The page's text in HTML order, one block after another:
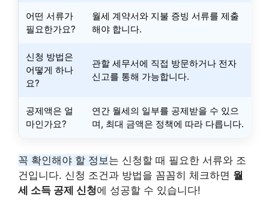
어떤 서류가
필요한가요?
월세 계약서와 지불 증빙 서류를 제출
해야 합니다.
신청 방법은
어떻게 하나
요?
관할 세무서에 직접 방문하거나 전자
신고를 통해 가능합니다.
공제액은 얼
마인가요?
연간 월세의 일부를 공제받을 수 있으
며, 최대 금액은 정책에 따라 다릅니다.
꼭 확인해야 할 정보는 신청할 때 필요한 서류와 조
건입니다. 신청 조건과 방법을 꼼꼼히 체크하면 월
세 소득 공제 신청에 성공할 수 있습니다!